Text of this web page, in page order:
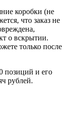
коробки (не
что заказ не
о вскрытии.
только после
позиций и его
рублей.